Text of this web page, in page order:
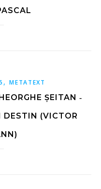
,METATEXT
ȘEITAN ‑
(VICTOR